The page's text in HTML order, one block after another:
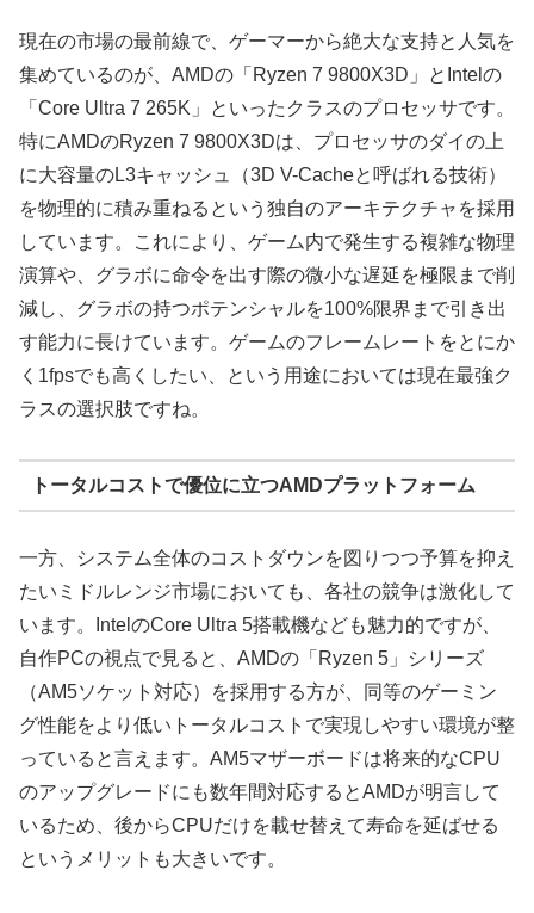
現在の市場の最前線で、ゲーマーから絶大な支持と人気を
集めているのが、AMDの「Ryzen 7 9800X3D」とIntelの
「Core Ultra 7 265K」といったクラスのプロセッサです。
特にAMDのRyzen 7 9800X3Dは、プロセッサのダイの上
に大容量のL3キャッシュ（3D V-Cacheと呼ばれる技術）
を物理的に積み重ねるという独自のアーキテクチャを採用
しています。これにより、ゲーム内で発生する複雑な物理
演算や、グラボに命令を出す際の微小な遅延を極限まで削
減し、グラボの持つポテンシャルを100%限界まで引き出
す能力に長けています。ゲームのフレームレートをとにか
く1fpsでも高くしたい、という用途においては現在最強ク
ラスの選択肢ですね。
トータルコストで優位に立つAMDプラットフォーム
一方、システム全体のコストダウンを図りつつ予算を抑え
たいミドルレンジ市場においても、各社の競争は激化して
います。IntelのCore Ultra 5搭載機なども魅力的ですが、
自作PCの視点で見ると、AMDの「Ryzen 5」シリーズ
（AM5ソケット対応）を採用する方が、同等のゲーミン
グ性能をより低いトータルコストで実現しやすい環境が整
っていると言えます。AM5マザーボードは将来的なCPU
のアップグレードにも数年間対応するとAMDが明言して
いるため、後からCPUだけを載せ替えて寿命を延ばせる
というメリットも大きいです。